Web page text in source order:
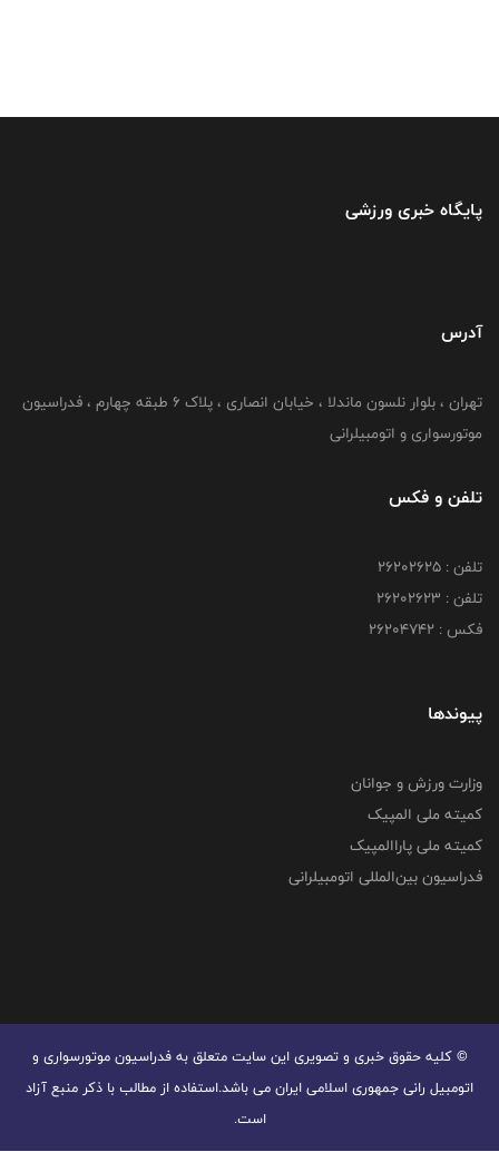
پایگاه خبری ورزشی
آدرس
تهران ، بلوار نلسون ماندلا ، خیابان انصاری ، پلاک ۶ طبقه چهارم ، فدراسیون
موتورسواری و اتومبیلرانی
تلفن و فکس
تلفن : ۲۶۲۰۲۶۲۵
تلفن : ۲۶۲۰۲۶۲۳
فکس : ۲۶۲۰۴۷۴۲
پیوندها
وزارت ورزش و جوانان
کمیته ملی المپیک
کمیته ملی پاراالمپیک
فدراسیون بین‌المللی اتومبیلرانی
© کليه حقوق خبری و تصويری اين سايت متعلق به فدراسیون موتورسواری و
اتومبیل رانی جمهوری اسلامی ایران می باشد.استفاده از مطالب با ذكر منبع آزاد
است.